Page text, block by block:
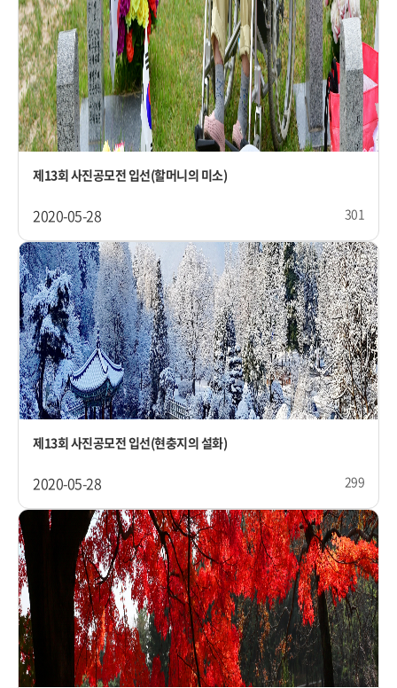
제13회 사진공모전 입선(할머니의 미소)
2020-05-28 301
제13회 사진공모전 입선(현충지의 설화)
2020-05-28 299